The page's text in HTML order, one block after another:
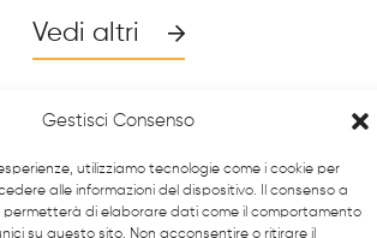
Gestisci Consenso
utilizziamo tecnologie come i cookie per
alle informazioni del dispositivo. Il consenso a
di elaborare dati come il comportamento
su questo sito. Non acconsentire o ritirare il
Vedi altri